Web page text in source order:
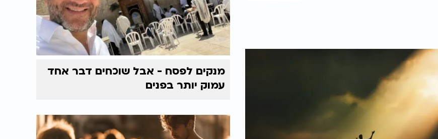
מנקים לפסח - אבל שוכחים דבר אחד
עמוק יותר בפנים